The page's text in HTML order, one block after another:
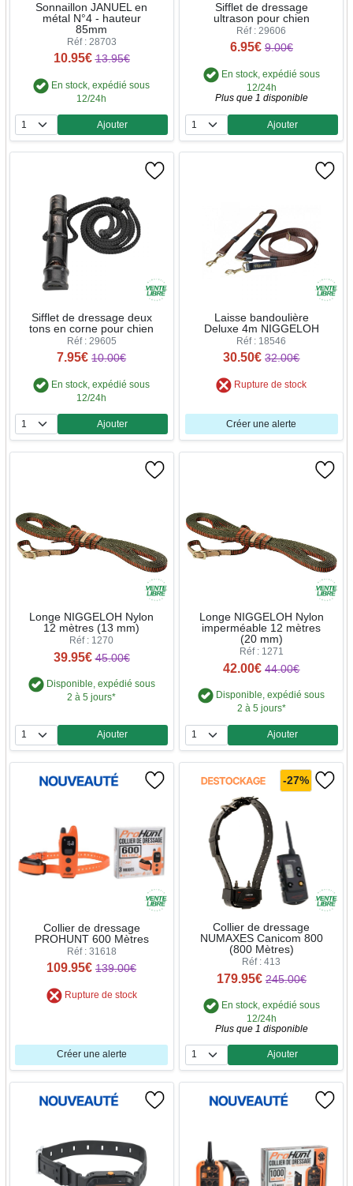
Sonnaillon JANUEL en
métal N°4 - hauteur
85mm
Réf : 28703
10.95€ 13.95€
En stock, expédié sous
12/24h
Quantité
Ajouter
Sifflet de dressage
ultrason pour chien
Réf : 29606
6.95€ 9.00€
En stock, expédié sous
12/24h
Plus que 1 disponible
Quantité
Ajouter
Sifflet de dressage deux
tons en corne pour chien
Réf : 29605
7.95€ 10.00€
En stock, expédié sous
12/24h
Quantité
Ajouter
Laisse bandoulière
Deluxe 4m NIGGELOH
Réf : 18546
30.50€ 32.00€
Rupture de stock
Créer une alerte
Longe NIGGELOH Nylon
12 mètres (13 mm)
Réf : 1270
39.95€ 45.00€
Disponible, expédié sous
2 à 5 jours*
Quantité
Ajouter
Longe NIGGELOH Nylon
imperméable 12 mètres
(20 mm)
Réf : 1271
42.00€ 44.00€
Disponible, expédié sous
2 à 5 jours*
Quantité
Ajouter
Collier de dressage
PROHUNT 600 Mètres
Réf : 31618
109.95€ 139.00€
Rupture de stock
Créer une alerte
-27%
Collier de dressage
NUMAXES Canicom 800
(800 Mètres)
Réf : 413
179.95€ 245.00€
En stock, expédié sous
12/24h
Plus que 1 disponible
Quantité
Ajouter